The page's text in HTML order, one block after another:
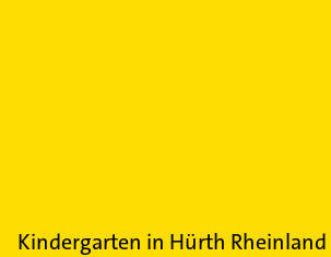
Kindergarten in Hürth Rheinland